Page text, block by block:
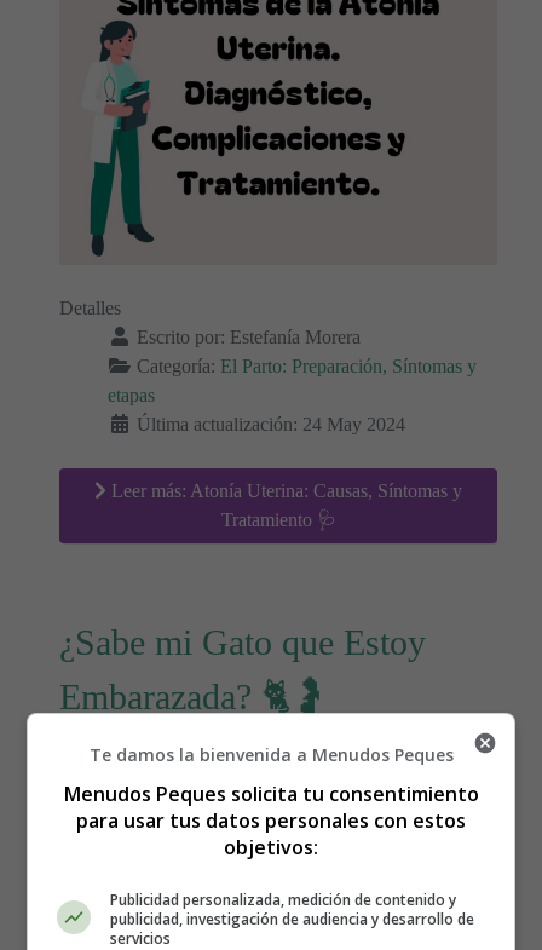
Detalles
Escrito por: Estefanía Morera
Categoría: El Parto: Preparación, Síntomas y
etapas
Última actualización: 24 May 2024
Leer más: Atonía Uterina: Causas, Síntomas y
Tratamiento 🩺
¿Sabe mi Gato que Estoy
Embarazada? 🐈🤰
Te damos la bienvenida a Menudos Peques
Menudos Peques solicita tu consentimiento
para usar tus datos personales con estos
objetivos:
Publicidad personalizada, medición de contenido y
publicidad, investigación de audiencia y desarrollo de
servicios